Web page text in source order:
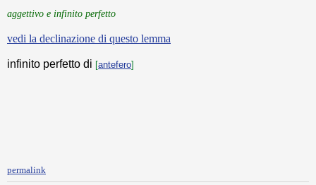
aggettivo e infinito perfetto
vedi la declinazione di questo lemma
infinito perfetto di [antefero]
permalink